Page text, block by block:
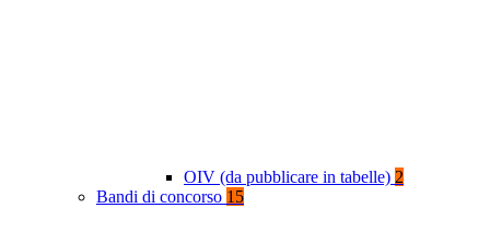
OIV (da pubblicare in tabelle) 2
Bandi di concorso 15